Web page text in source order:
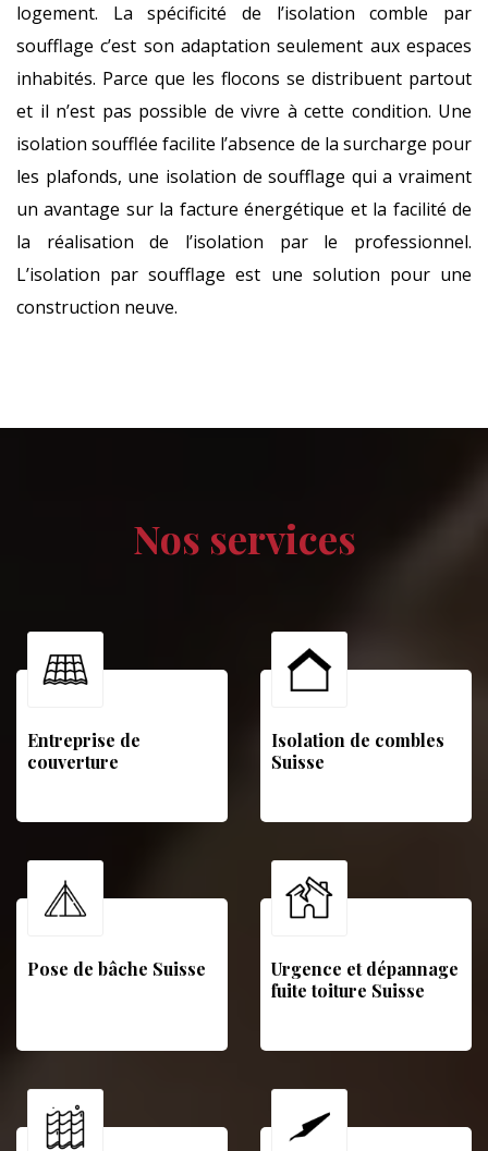
logement. La spécificité de l’isolation comble par
soufflage c’est son adaptation seulement aux espaces
inhabités. Parce que les flocons se distribuent partout
et il n’est pas possible de vivre à cette condition. Une
isolation soufflée facilite l’absence de la surcharge pour
les plafonds, une isolation de soufflage qui a vraiment
un avantage sur la facture énergétique et la facilité de
la réalisation de l’isolation par le professionnel.
L’isolation par soufflage est une solution pour une
construction neuve.
Nos services
Entreprise de
couverture
Isolation de combles
Suisse
Pose de bâche Suisse
Urgence et dépannage
fuite toiture Suisse